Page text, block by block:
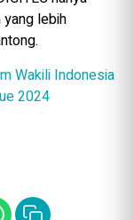
yang lebih
Wakili Indonesia
2024